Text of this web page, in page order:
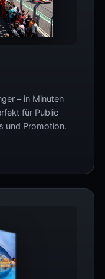
– in Minuten
für Public
und Promotion.